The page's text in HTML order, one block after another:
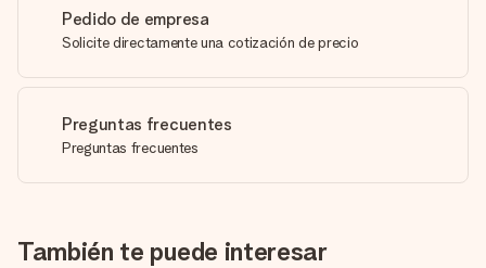
Pedido de empresa
Solicite directamente una cotización de precio
Preguntas frecuentes
Preguntas frecuentes
También te puede interesar